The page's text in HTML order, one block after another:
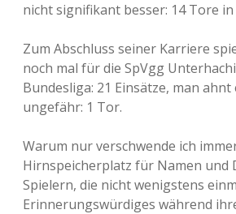
nicht signifikant besser: 14 Tore in
Zum Abschluss seiner Karriere
noch mal für die SpVgg
Bundesliga: 21 Einsätze, man ahnt
ungefähr: 1 Tor.
Warum nur verschwende ich
Hirnspeicherplatz für Namen und
Spielern, die nicht wenigstens
Erinnerungswürdiges während